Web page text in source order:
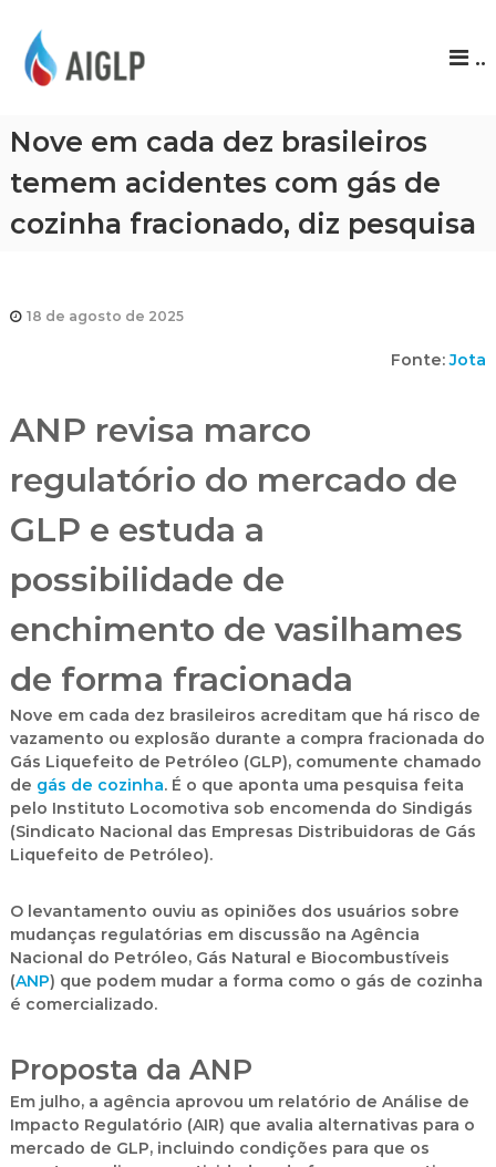
P
..
Nove em cada dez brasileiros
temem acidentes com gás de
cozinha fracionado, diz pesquisa
18 de agosto de 2025
Fonte:Jota
ANP revisa marco
regulatório do mercado de
GLP e estuda a
possibilidade de
enchimento de vasilhames
de forma fracionada
Nove em cada dez brasileiros acreditam que há risco de
vazamento ou explosão durante a compra fracionada do
Gás Liquefeito de Petróleo (GLP), comumente chamado
de gás de cozinha. É o que aponta uma pesquisa feita
pelo Instituto Locomotiva sob encomenda do Sindigás
(Sindicato Nacional das Empresas Distribuidoras de Gás
Liquefeito de Petróleo).
O levantamento ouviu as opiniões dos usuários sobre
mudanças regulatórias em discussão na Agência
Nacional do Petróleo, Gás Natural e Biocombustíveis
(ANP) que podem mudar a forma como o gás de cozinha
é comercializado.
Proposta da ANP
Em julho, a agência aprovou um relatório de Análise de
Impacto Regulatório (AIR) que avalia alternativas para o
mercado de GLP, incluindo condições para que os